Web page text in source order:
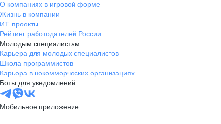
О компаниях в игровой форме
Жизнь в компании
ИТ-проекты
Рейтинг работодателей России
Молодым специалистам
Карьера для молодых специалистов
Школа программистов
Карьера в некоммерческих организациях
Боты для уведомлений
Мобильное приложение